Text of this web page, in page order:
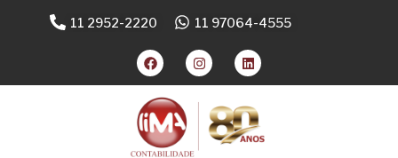
11 2952-2220 11 97064-4555